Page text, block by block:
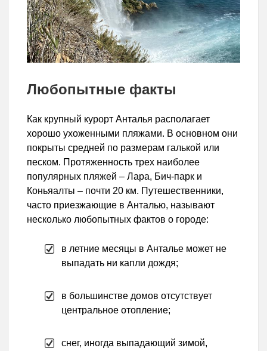
Любопытные факты
Как крупный курорт Анталья располагает
хорошо ухоженными пляжами. В основном они
покрыты средней по размерам галькой или
песком. Протяженность трех наиболее
популярных пляжей – Лара, Бич-парк и
Коньяалты – почти 20 км. Путешественники,
часто приезжающие в Анталью, называют
несколько любопытных фактов о городе:
в летние месяцы в Анталье может не
выпадать ни капли дождя;
в большинстве домов отсутствует
центральное отопление;
снег, иногда выпадающий зимой,